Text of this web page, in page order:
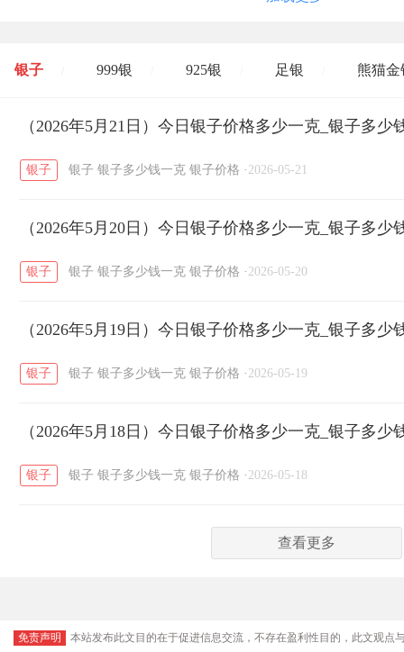
银子 999银 925银 足银 熊猫金
开国纪念币 大清银币 / 长城币 / 老
菜百 周生生 周大生
六福 / 金至尊 潮宏基 / 亚一金店 /
（2026年5月21日）今日银子价格多少一克_银子多少
银子 银子 银子多少钱一克 银子价格 · 2026-05-21
（2026年5月20日）今日银子价格多少一克_银子多少
银子 银子 银子多少钱一克 银子价格 · 2026-05-20
（2026年5月19日）今日银子价格多少一克_银子多少
银子 银子 银子多少钱一克 银子价格 · 2026-05-19
（2026年5月18日）今日银子价格多少一克_银子多少
银子 银子 银子多少钱一克 银子价格 · 2026-05-18
查看更多
免责声明
本站发布此文目的在于促进信息交流，不存在盈利性目的，此文观